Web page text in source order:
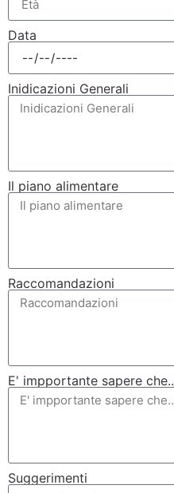
Data
Inidicazioni Generali
Il piano alimentare
Raccomandazioni
E' impportante sapere che..
Suggerimenti